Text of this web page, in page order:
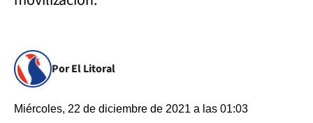
Por El Litoral
Miércoles, 22 de diciembre de 2021 a las 01:03